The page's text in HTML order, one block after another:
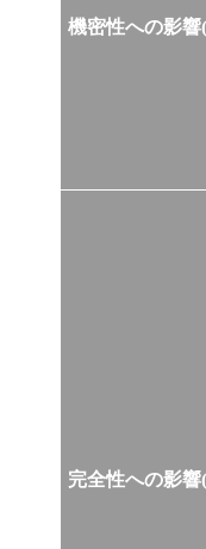
機密性への影響
完全性への影響